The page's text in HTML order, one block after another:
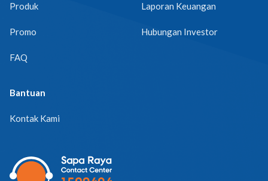
Produk
Promo
FAQ
Laporan Keuangan
Hubungan Investor
Bantuan
Kontak Kami